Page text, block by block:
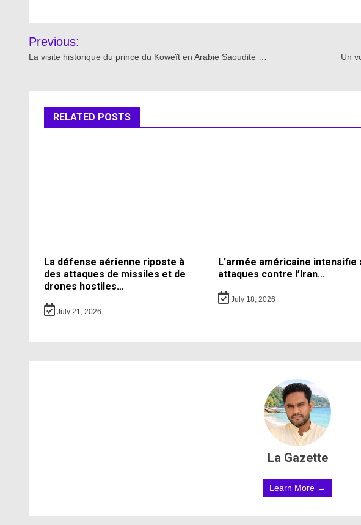
Post
navigation
Previous:
La visite historique du prince du Koweït en Arabie Saoudite … Un
RELATED POSTS
La défense aérienne riposte à
des attaques de missiles et de
drones hostiles…
July 21, 2026
L’armée américaine intensifie
attaques contre l’Iran…
July 18, 2026
La Gazette
Learn More →